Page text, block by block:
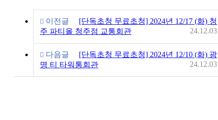
이전글
[단독초청 무료초청] 2024년 12/17 (화) 청
주 파티올 청주점 교통회관
24.12.03
다음글
[단독초청 무료초청] 2024년 12/10 (화) 광
명 티 타워통회관
24.12.03